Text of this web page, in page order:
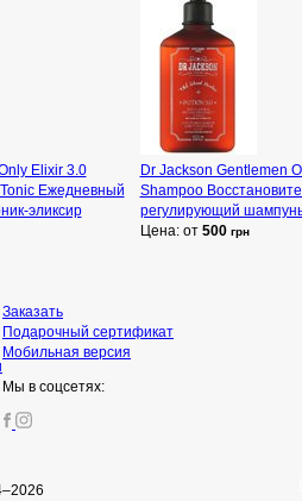
Elixir 3.0
Ежедневный
эликсир
Dr Jackson Gentlemen
Shampoo
регулирующий
Цена: от 500 грн
Заказать
Подарочный сертификат
Мобильная версия
Мы в соцсетях: